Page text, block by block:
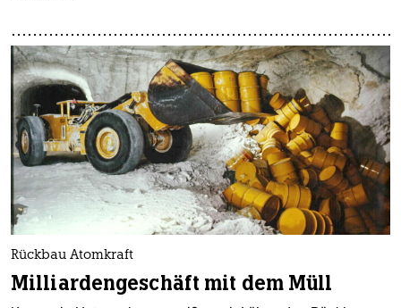
Rückbau Atomkraft
Milliardengeschäft mit dem Müll